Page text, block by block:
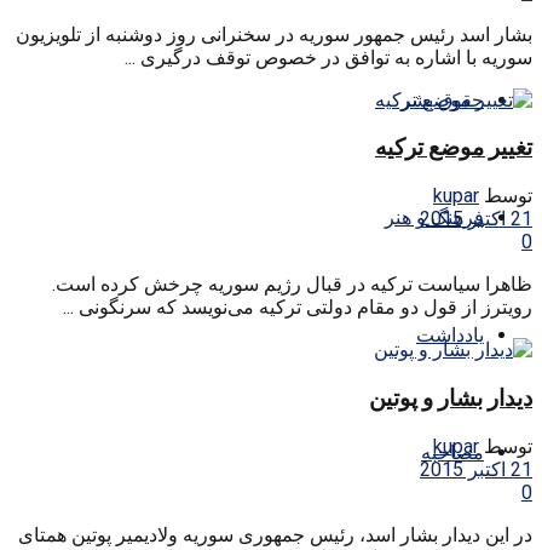
حقوق بشر
فرهنگ و هنر
یادداشت
مصاحبه
بشار اسد رئیس جمهور سوریه در سخنرانی روز دوشنبه از تلویزیون
سوریه با اشاره به توافق در خصوص توقف درگیری ...
تغییر موضع ترکیه
توسط kupar
21 اکتبر 2015
0
ظاهرا سیاست ترکیه در قبال رژیم سوریه چرخش کرده است.
رویترز از قول دو مقام دولتی ترکیه می‌نویسد که سرنگونی ...
دیدار بشار و پوتین
توسط kupar
21 اکتبر 2015
0
در این دیدار بشار اسد، رئیس جمهوری سوریه ولادیمیر پوتین همتای